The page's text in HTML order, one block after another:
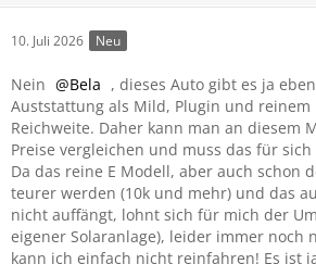
10. Juli 2026 Neu
Nein Bela , dieses Auto gibt es ja
Auststattung als Mild, Plugin und reinem
Reichweite. Daher kann man an diesem
Preise vergleichen und muss das für
Da das reine E Modell, aber auch schon
teurer werden (10k und mehr) und das
nicht auffängt, lohnt sich für mich der
eigener Solaranlage), leider immer noch
kann ich einfach nicht reinfahren! Es ist